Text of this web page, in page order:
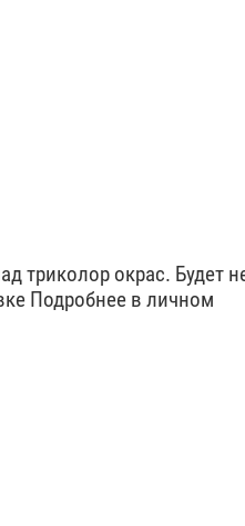
триколор окрас. Будет
Подробнее в личном